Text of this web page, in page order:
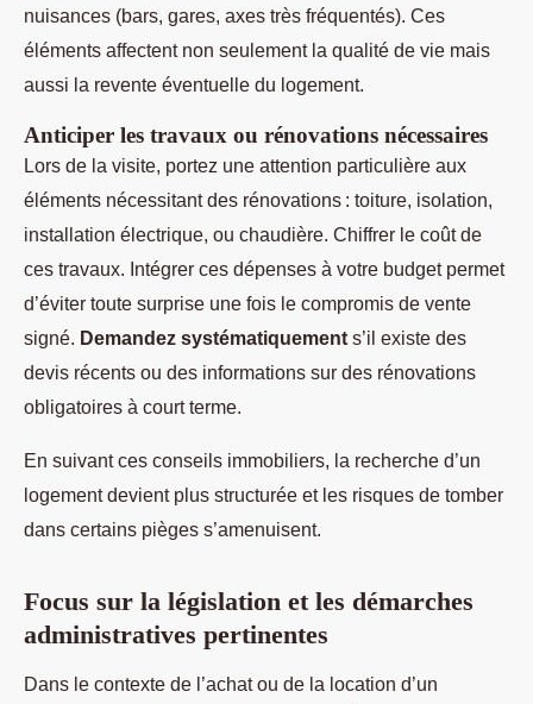
nuisances (bars, gares, axes très fréquentés). Ces
éléments affectent non seulement la qualité de vie mais
aussi la revente éventuelle du logement.
Anticiper les travaux ou rénovations nécessaires
Lors de la visite, portez une attention particulière aux
éléments nécessitant des rénovations : toiture, isolation,
installation électrique, ou chaudière. Chiffrer le coût de
ces travaux. Intégrer ces dépenses à votre budget permet
d’éviter toute surprise une fois le compromis de vente
signé. Demandez systématiquement s’il existe des
devis récents ou des informations sur des rénovations
obligatoires à court terme.
En suivant ces conseils immobiliers, la recherche d’un
logement devient plus structurée et les risques de tomber
dans certains pièges s’amenuisent.
Focus sur la législation et les démarches
administratives pertinentes
Dans le contexte de l’achat ou de la location d’un